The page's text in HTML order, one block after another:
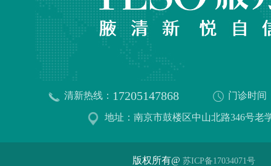
清新热线： 17205147868 门诊时间
地址：南京市鼓楼区中山北路346号老
版权所有@ 苏ICP备17034071号